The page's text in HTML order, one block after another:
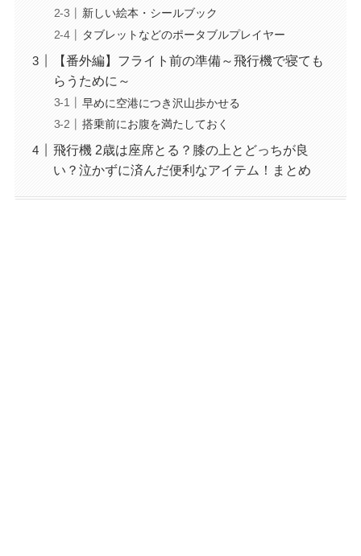
新しい絵本・シールブック
タブレットなどのポータブルプレイヤー
【番外編】フライト前の準備～飛行機で寝ても
らうために～
早めに空港につき沢山歩かせる
搭乗前にお腹を満たしておく
飛行機 2歳は座席とる？膝の上とどっちが良
い？泣かずに済んだ便利なアイテム！まとめ